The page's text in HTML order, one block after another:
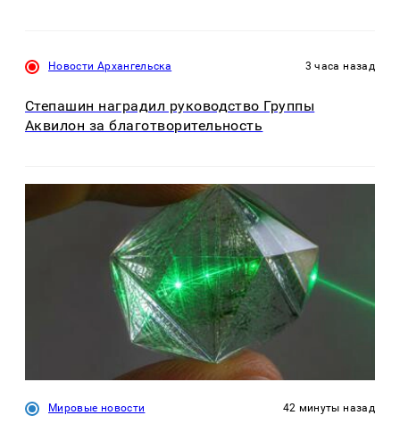
Новости Архангельска 3 часа назад
Степашин наградил руководство Группы
Аквилон за благотворительность
Мировые новости 42 минуты назад